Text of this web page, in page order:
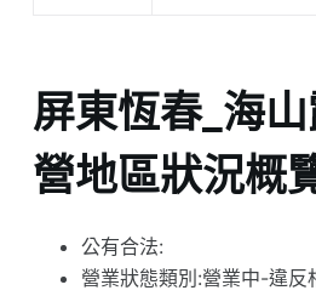
屏東恆春_海
營地區狀況概
公有合法:
營業狀態類別:營業中-違反